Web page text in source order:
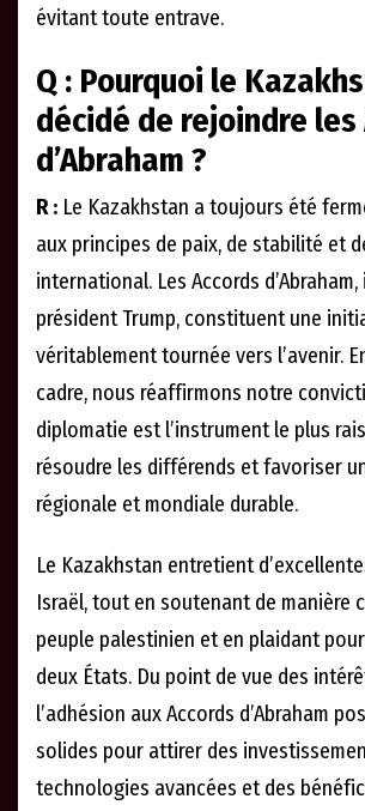
évitant toute entrave.
Q : Pourquoi le
décidé de rejoindre les
d’Abraham ?
R : Le Kazakhstan a toujours été
aux principes de paix, de stabilité et
international. Les Accords
président Trump, constituent une
véritablement tournée vers l’avenir.
cadre, nous réaffirmons notre
diplomatie est l’instrument le plus
résoudre les différends et favoriser
régionale et mondiale durable.
Le Kazakhstan entretient
Israël, tout en soutenant de manière
peuple palestinien et en plaidant
deux États. Du point de vue des
l’adhésion aux Accords d’Abraham
solides pour attirer des
technologies avancées et des